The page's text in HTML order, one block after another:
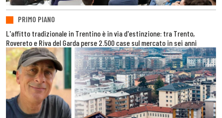
PRIMO PIANO
L'affitto tradizionale in Trentino è in via d'estinzione: tra Trento,
Rovereto e Riva del Garda perse 2.500 case sul mercato in sei anni